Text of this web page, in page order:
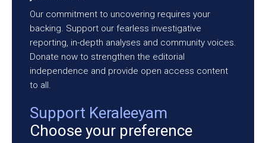
Our commitment to uncovering requires your
backing. Support our fearless investigative
reporting, in-depth analyses and community voices.
Donate now to strengthen the editorial
independence and provide open access content
to all.
Support Keraleeyam
Choose your preference